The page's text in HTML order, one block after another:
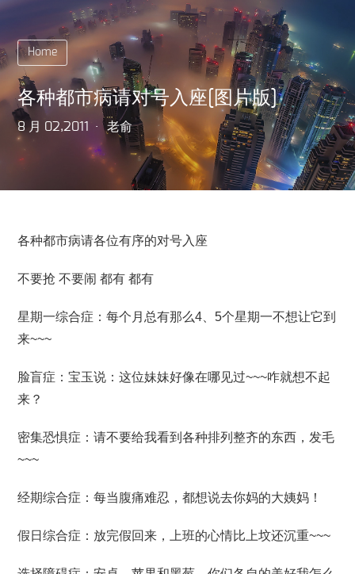
Home
各种都市病请对号入座[图片版]
8 月 02,2011 老俞
各种都市病请各位有序的对号入座
不要抢 不要闹 都有 都有
星期一综合症：每个月总有那么4、5个星期一不想让它到
来~~~
脸盲症：宝玉说：这位妹妹好像在哪见过~~~咋就想不起
来？
密集恐惧症：请不要给我看到各种排列整齐的东西，发毛
~~~
经期综合症：每当腹痛难忍，都想说去你妈的大姨妈！
假日综合症：放完假回来，上班的心情比上坟还沉重~~~